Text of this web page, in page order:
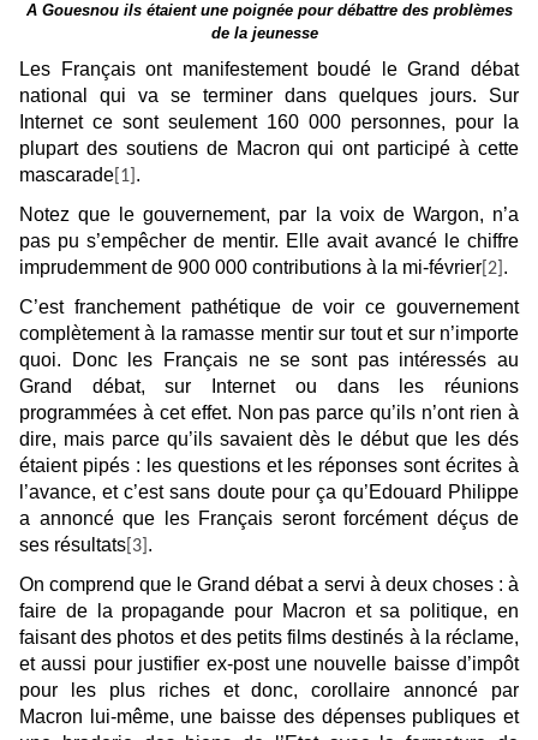
A Gouesnou ils étaient une poignée pour débattre des problèmes
de la jeunesse
Les Français ont manifestement boudé le Grand débat
national qui va se terminer dans quelques jours. Sur
Internet ce sont seulement 160 000 personnes, pour la
plupart des soutiens de Macron qui ont participé à cette
mascarade [1] .
Notez que le gouvernement, par la voix de Wargon, n’a
pas pu s’empêcher de mentir. Elle avait avancé le chiffre
imprudemment de 900 000 contributions à la mi-février [2] .
C’est franchement pathétique de voir ce gouvernement
complètement à la ramasse mentir sur tout et sur n’importe
quoi. Donc les Français ne se sont pas intéressés au
Grand débat, sur Internet ou dans les réunions
programmées à cet effet. Non pas parce qu’ils n’ont rien à
dire, mais parce qu’ils savaient dès le début que les dés
étaient pipés : les questions et les réponses sont écrites à
l’avance, et c’est sans doute pour ça qu’Edouard Philippe
a annoncé que les Français seront forcément déçus de
ses résultats [3] .
On comprend que le Grand débat a servi à deux choses : à
faire de la propagande pour Macron et sa politique, en
faisant des photos et des petits films destinés à la réclame,
et aussi pour justifier ex-post une nouvelle baisse d’impôt
pour les plus riches et donc, corollaire annoncé par
Macron lui-même, une baisse des dépenses publiques et